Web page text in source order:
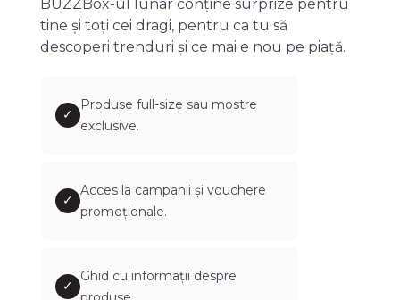
BUZZBox-ul lunar conține surprize pentru
tine și toți cei dragi, pentru ca tu să
descoperi trenduri și ce mai e nou pe piață.
✓
Produse full-size sau mostre
exclusive.
✓
Acces la campanii și vouchere
promoționale.
✓
Ghid cu informații despre